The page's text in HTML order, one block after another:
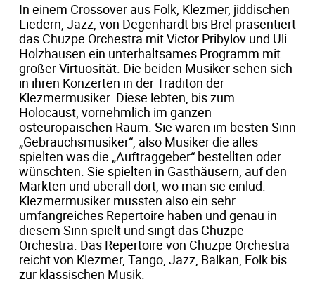
In einem Crossover aus Folk, Klezmer, jiddischen
Liedern, Jazz, von Degenhardt bis Brel präsentiert
das Chuzpe Orchestra mit Victor Pribylov und Uli
Holzhausen ein unterhaltsames Programm mit
großer Virtuosität. Die beiden Musiker sehen sich
in ihren Konzerten in der Traditon der
Klezmermusiker. Diese lebten, bis zum
Holocaust, vornehmlich im ganzen
osteuropäischen Raum. Sie waren im besten Sinn
„Gebrauchsmusiker“, also Musiker die alles
spielten was die „Auftraggeber“ bestellten oder
wünschten. Sie spielten in Gasthäusern, auf den
Märkten und überall dort, wo man sie einlud.
Klezmermusiker mussten also ein sehr
umfangreiches Repertoire haben und genau in
diesem Sinn spielt und singt das Chuzpe
Orchestra. Das Repertoire von Chuzpe Orchestra
reicht von Klezmer, Tango, Jazz, Balkan, Folk bis
zur klassischen Musik.